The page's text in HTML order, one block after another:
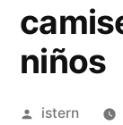
niños
Publicado
istern